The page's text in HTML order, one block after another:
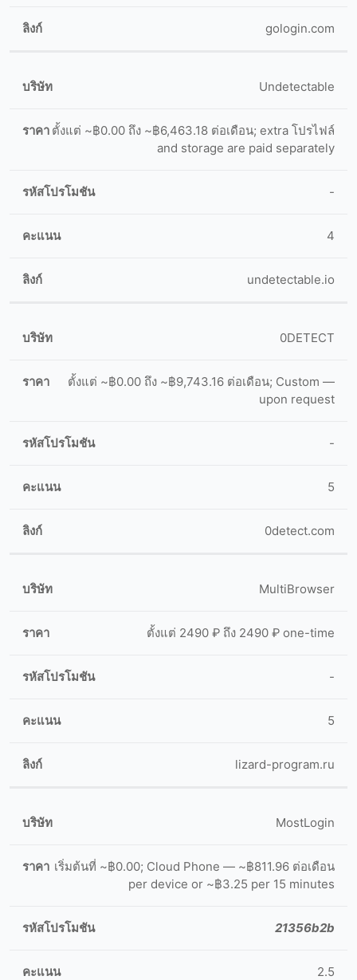
gologin.com
Undetectable
ตั้งแต่ ~฿0.00 ถึง ~฿6,463.18 ต่อเดือน; extra โปรไฟล์
and storage are paid separately
-
4
undetectable.io
0DETECT
ตั้งแต่ ~฿0.00 ถึง ~฿9,743.16 ต่อเดือน; Custom —
upon request
-
5
0detect.com
MultiBrowser
ตั้งแต่ 2490 ₽ ถึง 2490 ₽ one-time
-
5
lizard-program.ru
MostLogin
เริ่มต้นที่ ~฿0.00; Cloud Phone — ~฿811.96 ต่อเดือน
per device or ~฿3.25 per 15 minutes
21356b2b
2.5